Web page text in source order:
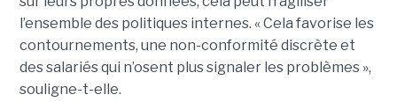
l’ensemble des politiques internes. « Cela favorise les
contournements, une non-conformité discrète et
des salariés qui n’osent plus signaler les problèmes »,
souligne-t-elle.